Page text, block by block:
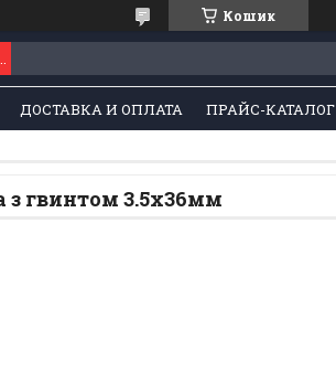
Кошик
ДОСТАВКА И ОПЛАТА ПРАЙС-КАТАЛОГ
з гвинтом 3.5х36мм